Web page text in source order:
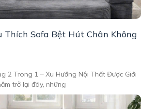
Thích Sofa Bệt Hút Chân Không
2 Trong 1 – Xu Hướng Nội Thất Được Giới
trở lại đây, những